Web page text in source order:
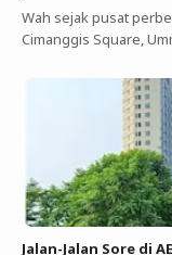
Wah sejak pusat
Cimanggis Square,
Jalan-Jalan Sore di